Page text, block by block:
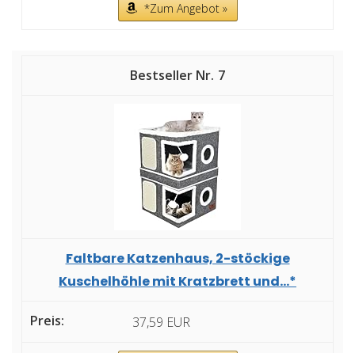
*Zum Angebot »
7
Faltbare Katzenhaus, 2-stöckige
Kuschelhöhle mit Kratzbrett und...*
37,59 EUR